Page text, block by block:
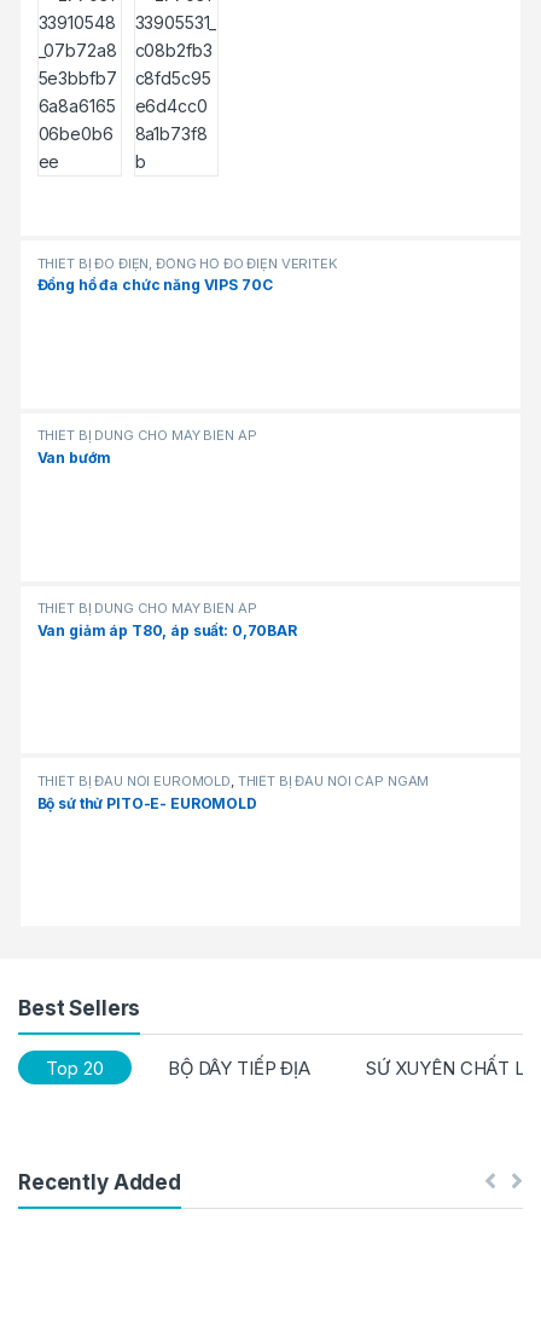
THIẾT BỊ ĐO ĐIỆN, ĐỒNG HỒ ĐO ĐIỆN VERITEK
Đồng hồ đa chức năng VIPS 70C
THIẾT BỊ DÙNG CHO MÁY BIẾN ÁP
Van bướm
THIẾT BỊ DÙNG CHO MÁY BIẾN ÁP
Van giảm áp T80, áp suất: 0,70BAR
THIẾT BỊ ĐẤU NỐI EUROMOLD THIẾT BỊ ĐẤU NỐI CÁP NGẦM
Bộ sứ thử PITO-E- EUROMOLD
Best Sellers
Top 20 BỘ DÂY TIẾP ĐỊA SỨ XUYÊN CHẤT
Recently Added